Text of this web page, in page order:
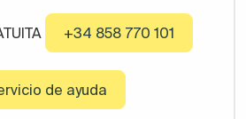
+34 858 770 101
de ayuda